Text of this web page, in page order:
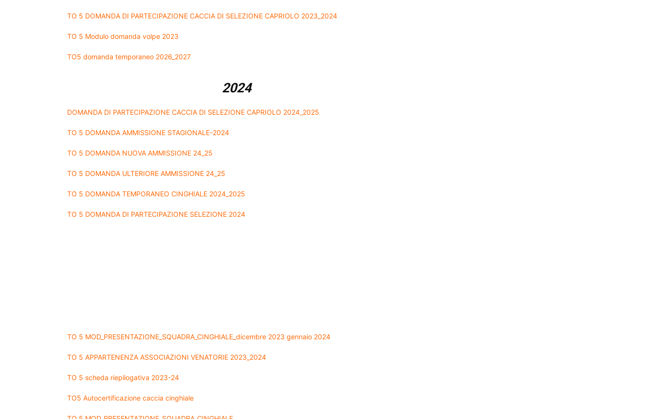
TO 5 DOMANDA DI PARTECIPAZIONE CACCIA DI SELEZIONE CAPRIOLO 2023_2024
TO 5 Modulo domanda volpe 2023
TO5 domanda temporaneo 2026_2027
2024
DOMANDA DI PARTECIPAZIONE CACCIA DI SELEZIONE CAPRIOLO 2024_2025
TO 5 DOMANDA AMMISSIONE STAGIONALE-2024
TO 5 DOMANDA NUOVA AMMISSIONE 24_25
TO 5 DOMANDA ULTERIORE AMMISSIONE 24_25
TO 5 DOMANDA TEMPORANEO CINGHIALE 2024_2025
TO 5 DOMANDA DI PARTECIPAZIONE SELEZIONE 2024
TO 5 MOD_PRESENTAZIONE_SQUADRA_CINGHIALE_dicembre 2023 gennaio 2024
TO 5 APPARTENENZA ASSOCIAZIONI VENATORIE 2023_2024
TO 5 scheda riepilogativa 2023-24
TO5 Autocertificazione caccia cinghiale